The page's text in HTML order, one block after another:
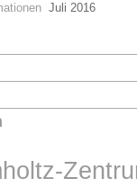
Juli 2016